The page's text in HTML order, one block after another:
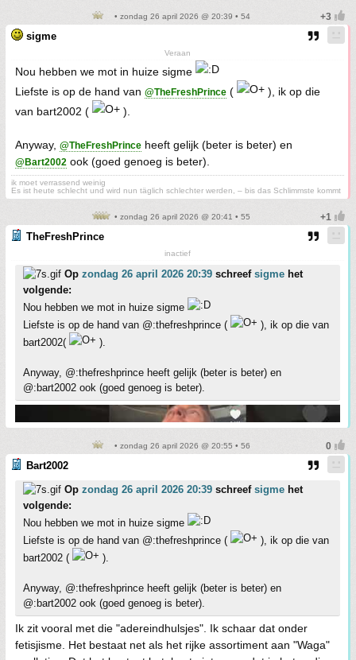
• zondag 26 april 2026 @ 20:39 • 54
sigme
Veraan
Nou hebben we mot in huize sigme
Liefste is op de hand van @TheFreshPrince (
), ik op die
van bart2002 (
).
Anyway, @TheFreshPrince heeft gelijk (beter is beter) en
@Bart2002 ook (goed genoeg is beter).
ik moet verrassend weinig
Es ist heute schlecht und wird nun täglich schlechter werden, – bis das Schlimmste kommt
• zondag 26 april 2026 @ 20:41 • 55
TheFreshPrince
inactief
Op zondag 26 april 2026 20:39 schreef sigme het
volgende:
Nou hebben we mot in huize sigme
Liefste is op de hand van @:thefreshprince (
), ik op die van
bart2002(
).
Anyway, @:thefreshprince heeft gelijk (beter is beter) en
@:bart2002 ook (goed genoeg is beter).
• zondag 26 april 2026 @ 20:55 • 56
Bart2002
Op zondag 26 april 2026 20:39 schreef sigme het
volgende:
Nou hebben we mot in huize sigme
Liefste is op de hand van @:thefreshprince (
), ik op die van
bart2002 (
).
Anyway, @:thefreshprince heeft gelijk (beter is beter) en
@:bart2002 ook (goed genoeg is beter).
Ik zit vooral met die "adereindhulsjes". Ik schaar dat onder
fetisjisme. Het bestaat net als het rijke assortiment aan "Waga"